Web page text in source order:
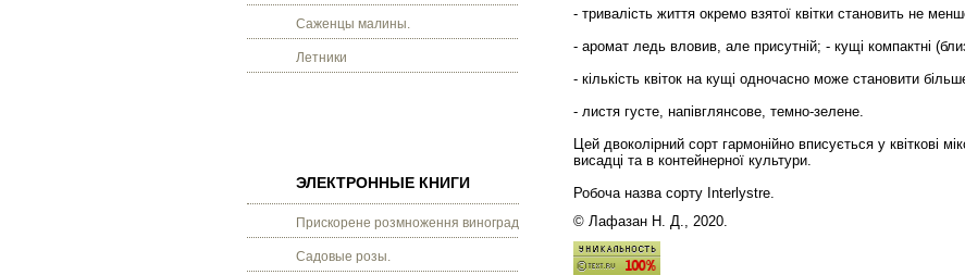
Саженцы малины.
Летники
ЭЛЕКТРОННЫЕ КНИГИ
Прискорене розмноження винограду.
Садовые розы.
- тривалість життя окремо взятої квітки становить не
- аромат ледь вловив, але присутній; - кущі компактні
- кількість квіток на кущі одночасно може становити
- листя густе, напівглянсове, темно-зелене.
Цей двоколірний сорт гармонійно вписується у квіткові
висадці та в контейнерної культури.
Робоча назва сорту Interlystre.
© Лафазан Н. Д., 2020.